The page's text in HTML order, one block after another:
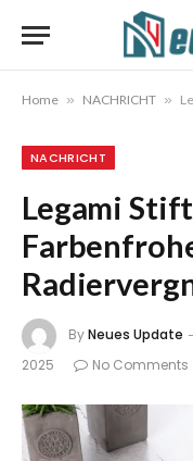
Home » NACHRICHT »
NACHRICHT
Legami
ByNeues Update
2025
No Comments